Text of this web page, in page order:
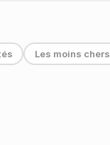
Les moins chers